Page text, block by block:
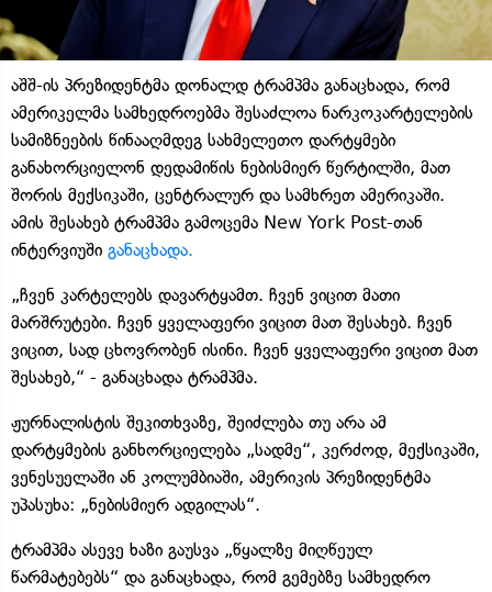
აშშ-ის პრეზიდენტმა დონალდ ტრამპმა განაცხადა, რომ
ამერიკელმა სამხედროებმა შესაძლოა ნარკოკარტელების
სამიზნეების წინააღმდეგ სახმელეთო დარტყმები
განახორციელონ დედამიწის ნებისმიერ წერტილში, მათ
შორის მექსიკაში, ცენტრალურ და სამხრეთ ამერიკაში.
ამის შესახებ ტრამპმა გამოცემა New York Post-თან
ინტერვიუში განაცხადა.
„ჩვენ კარტელებს დავარტყამთ. ჩვენ ვიცით მათი
მარშრუტები. ჩვენ ყველაფერი ვიცით მათ შესახებ. ჩვენ
ვიცით, სად ცხოვრობენ ისინი. ჩვენ ყველაფერი ვიცით მათ
შესახებ,“ - განაცხადა ტრამპმა.
ჟურნალისტის შეკითხვაზე, შეიძლება თუ არა ამ
დარტყმების განხორციელება „სადმე“, კერძოდ, მექსიკაში,
ვენესუელაში ან კოლუმბიაში, ამერიკის პრეზიდენტმა
უპასუხა: „ნებისმიერ ადგილას“.
ტრამპმა ასევე ხაზი გაუსვა „წყალზე მიღწეულ
წარმატებებს“ და განაცხადა, რომ გემებზე სამხედრო